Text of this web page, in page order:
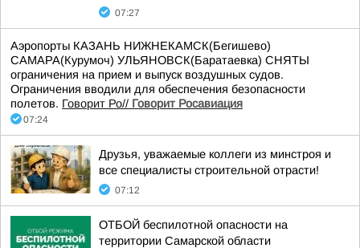
07:27
Аэропорты КАЗАНЬ НИЖНЕКАМСК(Бегишево)
САМАРА(Курумоч) УЛЬЯНОВСК(Баратаевка) СНЯТЫ
ограничения на прием и выпуск воздушных судов.
Ограничения вводили для обеспечения безопасности
полетов. Говорит Ро// Говорит Росавиация
07:24
Друзья, уважаемые коллеги из минстроя и
все специалисты строительной отрасти!
07:12
ОТБОЙ беспилотной опасности на
территории Самарской области